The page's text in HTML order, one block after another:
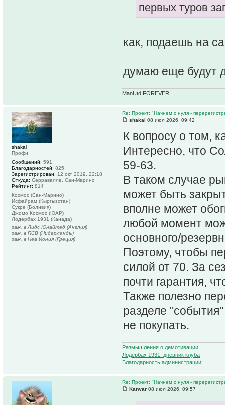
первых туров
как, подаешь на
думаю еще будут
ManUtd FOREVER!
Re: Проект: "Начнем с нуля -
shakal 08 июл 2026, 09:42
К вопросу о том,
Интересно, что
59-63.
В таком случае
может быть
вполне может
любой момент
основного/
Поэтому, чтобы
силой от 70. За
почти гарантия,
Также полезно
разделе
не покупать.
Размышления о демотивации
Лодербах 1931: дневник клуба
Благодарность администрации
shakal
Профи
Сообщений: 591
Благодарностей: 825
Зарегистрирован: 12 окт 2019, 22:18
Откуда: Серравалле, Сан-Марино
Рейтинг: 814
Космос (Сан-Марино)
Исфайрам (Кыргызстан)
Сукре (Боливия)
Джомо Космос (ЮАР)
Лодербах 1931 (Канада)
зам. в Лидс Юнайтед (Англия)
зам. в ПСВ (Нидерланды)
зам. в Неа Иония (Греция)
Re: Проект: "Начнем с нуля -
Karwar 08 июл 2026, 09:57